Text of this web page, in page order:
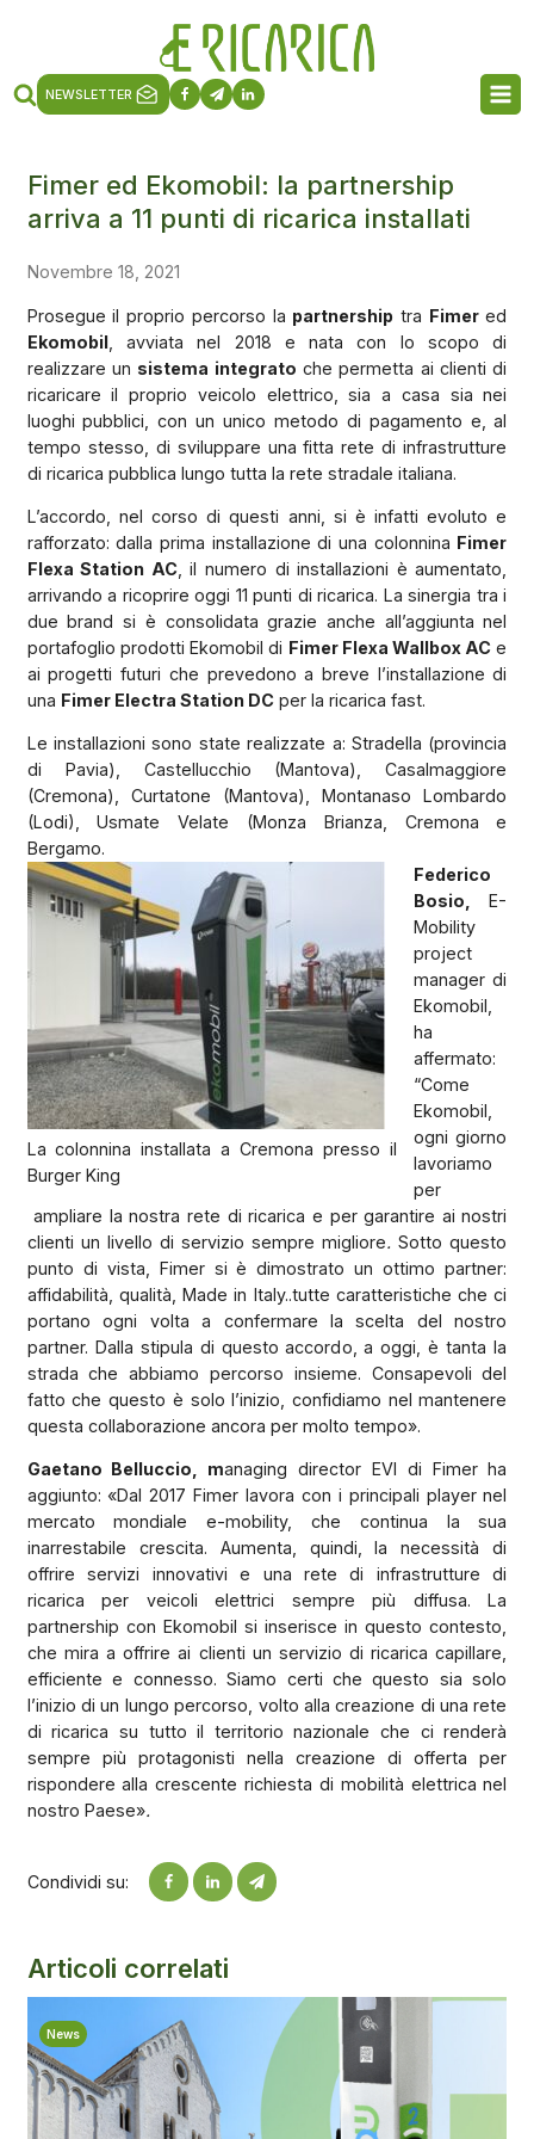
NEWSLETTER
Fimer ed Ekomobil: la partnership
arriva a 11 punti di ricarica installati
Novembre 18, 2021
Prosegue il proprio percorso la partnership tra Fimered
Ekomobil, avviata nel 2018 e nata con lo scopo di
realizzare un sistema integrato che permetta ai clienti di
ricaricare il proprio veicolo elettrico, sia a casa sia nei
luoghi pubblici, con un unico metodo di pagamento e, al
tempo stesso, di sviluppare una fitta rete di infrastrutture
di ricarica pubblica lungo tutta la rete stradale italiana.
L’accordo, nel corso di questi anni, si è infatti evoluto e
rafforzato: dalla prima installazione di una colonnina Fimer
Flexa Station AC, il numero di installazioni è aumentato,
arrivando a ricoprire oggi 11 punti di ricarica. La sinergia tra i
due brand si è consolidata grazie anche all’aggiunta nel
portafoglio prodotti Ekomobil di Fimer Flexa Wallbox AC e
ai progetti futuri che prevedono a breve l’installazione di
una Fimer Electra Station DCper la ricarica fast.
Le installazioni sono state realizzate a: Stradella (provincia
di Pavia), Castellucchio (Mantova), Casalmaggiore
(Cremona), Curtatone (Mantova), Montanaso Lombardo
(Lodi), Usmate Velate (Monza Brianza, Cremona e
Bergamo.
La colonnina installata a Cremona presso il
Burger King
Federico
Bosio,
E-
Mobility
project
manager di
Ekomobil,
ha
affermato:
“Come
Ekomobil,
ogni giorno
lavoriamo
per
ampliare la nostra rete di ricarica e per garantire ai nostri
clienti un livello di servizio sempre migliore.Sotto questo
punto di vista, Fimer si è dimostrato un ottimo partner:
affidabilità, qualità, Made in Italy..tutte caratteristiche che ci
portano ogni volta a confermare la scelta del nostro
partner. Dalla stipula di questo accordo, a oggi, è tanta la
strada che abbiamo percorso insieme. Consapevoli del
fatto che questo è solo l’inizio, confidiamo nel mantenere
questa collaborazione ancora per molto tempo».
Gaetano Belluccio, managing director EVI di Fimer ha
aggiunto: «Dal 2017 Fimer lavora con i principali player nel
mercato mondiale e-mobility, che continua la sua
inarrestabile crescita. Aumenta, quindi, la necessità di
offrire servizi innovativi e una rete di infrastrutture di
ricarica per veicoli elettrici sempre più diffusa. La
partnership con Ekomobil si inserisce in questo contesto,
che mira a offrire ai clienti un servizio di ricarica capillare,
efficiente e connesso. Siamo certi che questo sia solo
l’inizio di un lungo percorso, volto alla creazione di una rete
di ricarica su tutto il territorio nazionale che ci renderà
sempre più protagonisti nella creazione di offerta per
rispondere alla crescente richiesta di mobilità elettrica nel
nostro Paese».
Condividi su:
Articoli correlati
News